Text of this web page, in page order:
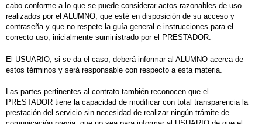
cabo conforme a lo que se puede considerar actos razonables de uso
realizados por el ALUMNO, que esté en disposición de su acceso y
contraseña y que no respete la guía general e instrucciones para el
correcto uso, inicialmente suministrado por el PRESTADOR.
El USUARIO, si se da el caso, deberá informar al ALUMNO acerca de
estos términos y será responsable con respecto a esta materia.
Las partes pertinentes al contrato también reconocen que el
PRESTADOR tiene la capacidad de modificar con total transparencia la
prestación del servicio sin necesidad de realizar ningún trámite de